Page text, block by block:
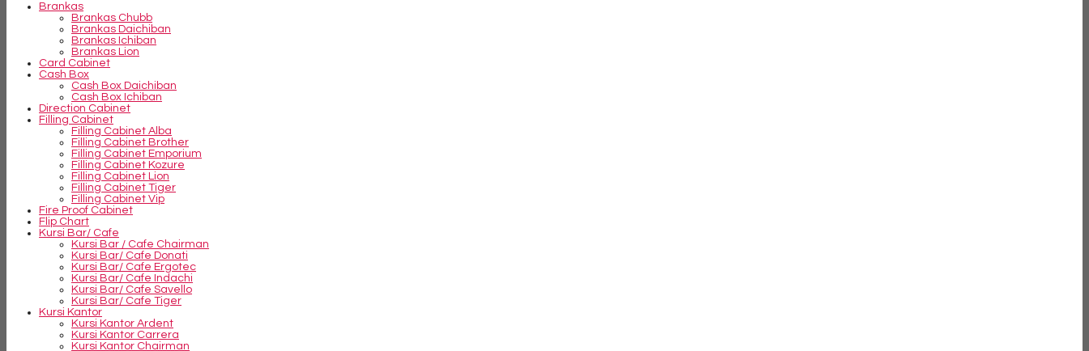
Brankas
Brankas Chubb
Brankas Daichiban
Brankas Ichiban
Brankas Lion
Card Cabinet
Cash Box
Cash Box Daichiban
Cash Box Ichiban
Direction Cabinet
Filling Cabinet
Filling Cabinet Alba
Filling Cabinet Brother
Filling Cabinet Emporium
Filling Cabinet Kozure
Filling Cabinet Lion
Filling Cabinet Tiger
Filling Cabinet Vip
Fire Proof Cabinet
Flip Chart
Kursi Bar/ Cafe
Kursi Bar / Cafe Chairman
Kursi Bar/ Cafe Donati
Kursi Bar/ Cafe Ergotec
Kursi Bar/ Cafe Indachi
Kursi Bar/ Cafe Savello
Kursi Bar/ Cafe Tiger
Kursi Kantor
Kursi Kantor Ardent
Kursi Kantor Carrera
Kursi Kantor Chairman